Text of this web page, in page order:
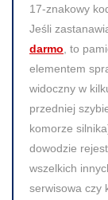
17-znakowy
Jeśli
darmo , to
elementem
widoczny w
przedniej
komorze
dowodzie
wszelkich
serwisowa czy